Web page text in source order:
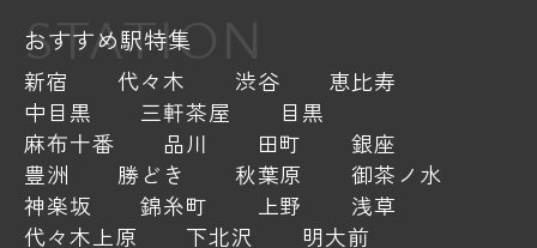
STATION
おすすめ駅特集
新宿 代々木 渋谷
恵比寿
中目黒
三軒茶屋
目黒
麻布十番
品川 田町
銀座
豊洲
勝どき 秋葉原
御茶ノ水
神楽坂
錦糸町 上野
浅草
代々木上原
下北沢
明大前